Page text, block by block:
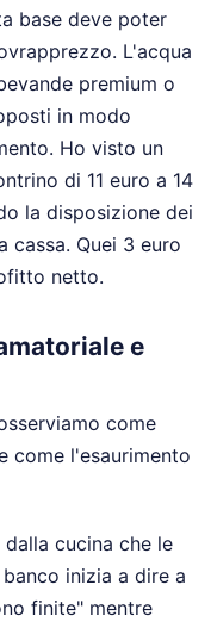
base deve poter
L'acqua
premium o
in modo
Ho visto un
di 11 euro a 14
la disposizione dei
cassa. Quei 3 euro
netto.
e
come
come l'esaurimento
cucina che le
inizia a dire a
finite" mentre